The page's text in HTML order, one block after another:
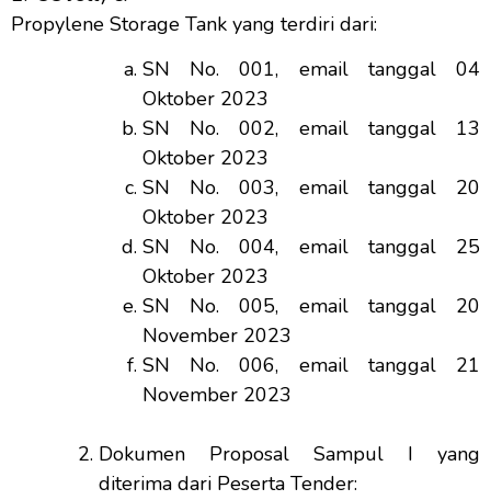
Propylene Storage Tank yang terdiri dari:
SN No. 001, email tanggal 04
Oktober 2023
SN No. 002, email tanggal 13
Oktober 2023
SN No. 003, email tanggal 20
Oktober 2023
SN No. 004, email tanggal 25
Oktober 2023
SN No. 005, email tanggal 20
November 2023
SN No. 006, email tanggal 21
November 2023
Dokumen Proposal Sampul I yang
diterima dari Peserta Tender: